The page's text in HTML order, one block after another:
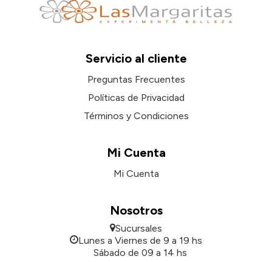
Servicio al cliente
Preguntas Frecuentes
Políticas de Privacidad
Términos y Condiciones
Mi Cuenta
Mi Cuenta
Nosotros
Sucursales
Lunes a Viernes de 9 a 19 hs
Sábado de 09 a 14 hs